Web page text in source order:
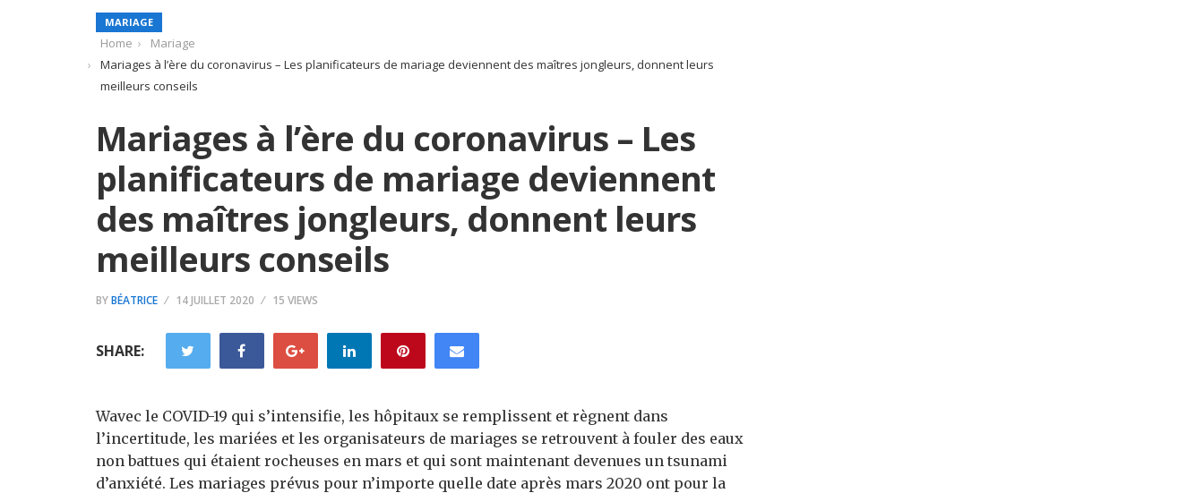
MARIAGE
Home
Mariage
Mariages à l’ère du coronavirus – Les planificateurs de mariage deviennent des maîtres jongleurs, donnent leurs
meilleurs conseils
Mariages à l’ère du coronavirus – Les
planificateurs de mariage deviennent
des maîtres jongleurs, donnent leurs
meilleurs conseils
BYBÉATRICE 14 JUILLET 2020 15 VIEWS
SHARE:
Wavec le COVID-19 qui s’intensifie, les hôpitaux se remplissent et règnent dans
l’incertitude, les mariées et les organisateurs de mariages se retrouvent à fouler des eaux
non battues qui étaient rocheuses en mars et qui sont maintenant devenues un tsunami
d’anxiété. Les mariages prévus pour n’importe quelle date après mars 2020 ont pour la